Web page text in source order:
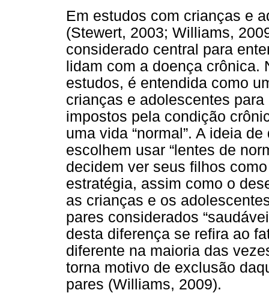
Em estudos com crianças e
(Stewert, 2003; Williams,
considerado central para
lidam com a doença crônica.
estudos, é entendida como
crianças e adolescentes
impostos pela condição
uma vida “normal”. A ideia
escolhem usar “lentes de
decidem ver seus filhos
estratégia, assim como o
as crianças e os
pares considerados
desta diferença se refira ao
diferente na maioria das
torna motivo de exclusão
pares (Williams, 2009).